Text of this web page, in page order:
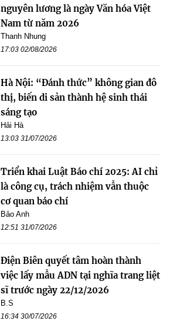
nguyên lương là ngày Văn hóa Việt
Nam từ năm 2026
Thanh Nhung
17:03 02/08/2026
Hà Nội: “Đánh thức” không gian đô
thị, biến di sản thành hệ sinh thái
sáng tạo
Hải Hà
13:03 31/07/2026
Triển khai Luật Báo chí 2025: AI chỉ
là công cụ, trách nhiệm vẫn thuộc
cơ quan báo chí
Bảo Anh
12:51 31/07/2026
Điện Biên quyết tâm hoàn thành
việc lấy mẫu ADN tại nghĩa trang liệt
sĩ trước ngày 22/12/2026
B.S
16:34 30/07/2026